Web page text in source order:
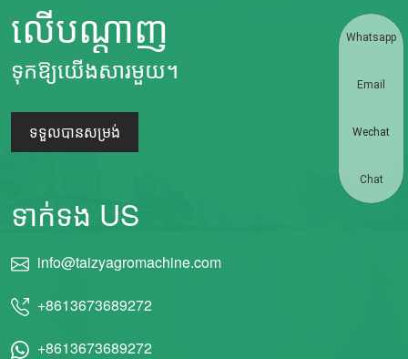
លើបណ្តាញ
ទុកឱ្យយើងសារមួយ។
ទទួលបានសម្រង់
ទាក់ទង US
info@taizyagromachine.com
+8613673689272
+8613673689272
Whatsapp
Email
Wechat
Chat